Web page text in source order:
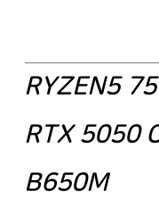
RYZEN5
RTX 5050
B650M